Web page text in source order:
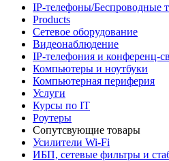
IP-телефоны/Беспроводные
Products
Сетевое оборудование
Видеонаблюдение
IP-телефония и конференц-
Компьютеры и ноутбуки
Компьютерная периферия
Услуги
Курсы по IT
Роутеры
Сопутсвующие товары
Усилители Wi-Fi
ИБП, сетевые фильтры и